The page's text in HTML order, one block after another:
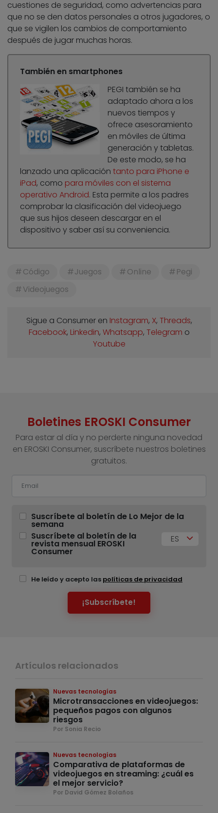
cuestiones de seguridad, como advertencias para
que no se den datos personales a otros jugadores, o
que se vigilen los cambios de comportamiento
después de jugar muchas horas.
También en smartphones
PEGI también se ha
adaptado ahora a los
nuevos tiempos y
ofrece asesoramiento
en móviles de última
generación y tabletas.
De este modo, se ha
lanzado una aplicación tanto para iPhone e
iPad, como para móviles con el sistema
operativo Android. Esta permite a los padres
comprobar la clasificación del videojuego
que sus hijos deseen descargar en el
dispositivo y saber así su conveniencia.
Código Juegos Online
Pegi
Videojuegos
Sigue a Consumer en Instagram, X, Threads,
Facebook, Linkedin, Whatsapp, Telegram o
Youtube
Boletines EROSKI Consumer
Para estar al día y no perderte ninguna novedad
en EROSKI Consumer, suscríbete nuestros boletines
gratuitos.
Suscríbete al boletín de Lo Mejor de la
semana
Suscríbete al boletín de la
revista mensual EROSKI
Consumer
ES
He leído y acepto las políticas de privacidad
¡Subscríbete!
Artículos relacionados
Nuevas tecnologías
Microtransacciones en videojuegos:
pequeños pagos con algunos
riesgos
Por Sonia Recio
Nuevas tecnologías
Comparativa de plataformas de
videojuegos en streaming: ¿cuál es
el mejor servicio?
Por David Gómez Bolaños